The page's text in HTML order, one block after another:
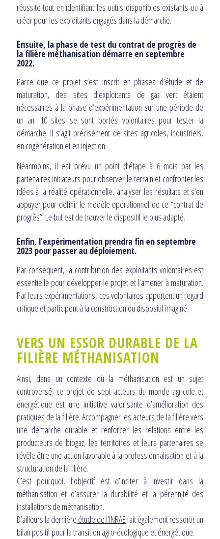
réussite tout en identifiant les outils disponibles existants ou à
créer pour les exploitants engagés dans la démarche.
Ensuite, la phase de test du contrat de progrès de
la filière méthanisation démarre en septembre
2022.
Parce que ce projet s’est inscrit en phases d’étude et de
maturation, des sites d’exploitants de gaz vert étaient
nécessaires à la phase d’expérimentation sur une période de
un an. 10 sites se sont portés volontaires pour tester la
démarche. Il s’agit précisément de sites agricoles, industriels,
en cogénération et en injection.
Néanmoins, il est prévu un point d’étape à 6 mois par les
partenaires initiateurs pour observer le terrain et confronter les
idées à la réalité opérationnelle, analyser les résultats et s’en
appuyer pour définir le modèle opérationnel de ce “contrat de
progrès”. Le but est de trouver le dispositif le plus adapté.
Enfin, l’expérimentation prendra fin en septembre
2023 pour passer au déploiement.
Par conséquent, la contribution des exploitants volontaires est
essentielle pour développer le projet et l’amener à maturation.
Par leurs expérimentations, ces volontaires apportent un regard
critique et participent à la construction du dispositif imaginé.
VERS UN ESSOR DURABLE DE LA
FILIÈRE MÉTHANISATION
Ainsi, dans un contexte où la méthanisation est un sujet
controversé, ce projet de sept acteurs du monde agricole et
énergétique est une initiative valorisante d’amélioration des
pratiques de la filière. Accompagner les acteurs de la filière vers
une démarche durable et renforcer les relations entre les
producteurs de biogaz, les territoires et leurs partenaires se
révèle être une action favorable à la professionnalisation et à la
structuration de la filière.
C’est pourquoi, l’objectif est d’inciter à investir dans la
méthanisation et d’assurer la durabilité et la pérennité des
installations de méthanisation.
D’ailleurs la dernière étude de l’INRAEfait également ressortir un
bilan positif pour la transition agro-écologique et énergétique.